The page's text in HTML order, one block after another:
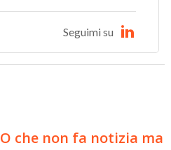
Seguimi su
che non fa notizia ma